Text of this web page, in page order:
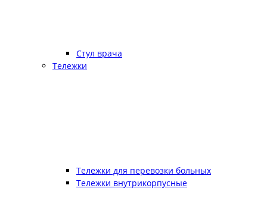
Стул врача
Тележки
Тележки для перевозки больных
Тележки внутрикорпусные